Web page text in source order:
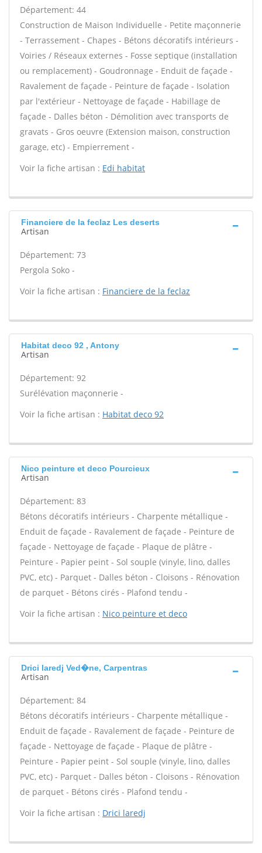
Département: 44
Construction de Maison Individuelle - Petite maçonnerie
- Terrassement - Chapes - Bétons décoratifs intérieurs -
Voiries / Réseaux externes - Fosse septique (installation
ou remplacement) - Goudronnage - Enduit de façade -
Ravalement de façade - Peinture de façade - Isolation
par l'extérieur - Nettoyage de façade - Habillage de
façade - Dalles béton - Démolition avec transports de
gravats - Gros oeuvre (Extension maison, construction
garage, etc) - Empierrement -
Voir la fiche artisan : Edi habitat
Financiere de la feclaz Les deserts
Artisan
Département: 73
Pergola Soko -
Voir la fiche artisan : Financiere de la feclaz
Habitat deco 92 , Antony
Artisan
Département: 92
Surélévation maçonnerie -
Voir la fiche artisan : Habitat deco 92
Nico peinture et deco Pourcieux
Artisan
Département: 83
Bétons décoratifs intérieurs - Charpente métallique -
Enduit de façade - Ravalement de façade - Peinture de
façade - Nettoyage de façade - Plaque de plâtre -
Peinture - Papier peint - Sol souple (vinyle, lino, dalles
PVC, etc) - Parquet - Dalles béton - Cloisons - Rénovation
de parquet - Bétons cirés - Plafond tendu -
Voir la fiche artisan : Nico peinture et deco
Drici laredj Ved�ne, Carpentras
Artisan
Département: 84
Bétons décoratifs intérieurs - Charpente métallique -
Enduit de façade - Ravalement de façade - Peinture de
façade - Nettoyage de façade - Plaque de plâtre -
Peinture - Papier peint - Sol souple (vinyle, lino, dalles
PVC, etc) - Parquet - Dalles béton - Cloisons - Rénovation
de parquet - Bétons cirés - Plafond tendu -
Voir la fiche artisan : Drici laredj